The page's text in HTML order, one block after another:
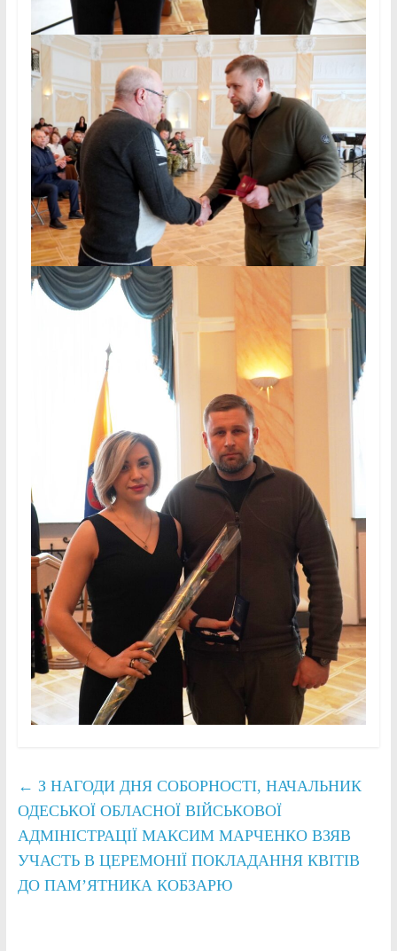
← З НАГОДИ ДНЯ СОБОРНОСТІ, НАЧАЛЬНИК
ОДЕСЬКОЇ ОБЛАСНОЇ ВІЙСЬКОВОЇ
АДМІНІСТРАЦІЇ МАКСИМ МАРЧЕНКО ВЗЯВ
УЧАСТЬ В ЦЕРЕМОНІЇ ПОКЛАДАННЯ КВІТІВ
ДО ПАМ’ЯТНИКА КОБЗАРЮ